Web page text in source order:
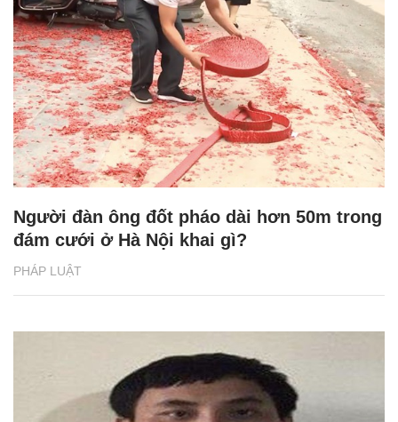
PHÁP LUẬT
Người đàn ông đốt pháo dài hơn 50m trong
đám cưới ở Hà Nội khai gì?